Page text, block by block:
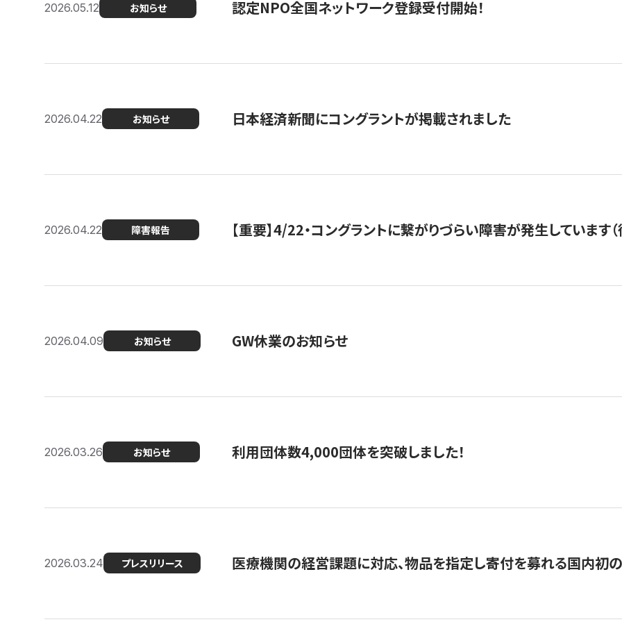
2026.05.12 お知らせ 認定NPO全国ネットワーク登録受付開始！
2026.04.22 お知らせ 日本経済新聞にコングラントが掲載されました
2026.04.22 障害報告 【重要】4/22・コングラントに繋がりづらい障害が発生しています（
2026.04.09 お知らせ GW休業のお知らせ
2026.03.26 お知らせ 利用団体数4,000団体を突破しました！
2026.03.24 プレスリリース 医療機関の経営課題に対応、物品を指定し寄付を募れる国内初の